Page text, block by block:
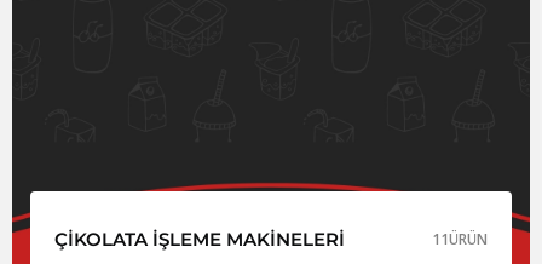
ÇIKOLATA İŞLEME MAKINELERI 11ÜRÜN